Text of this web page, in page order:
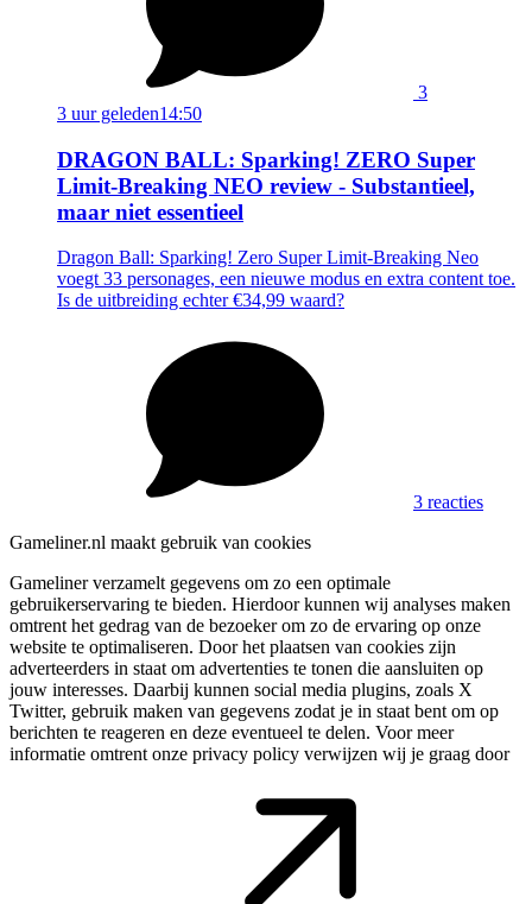
3
3 uur geleden14:50
DRAGON BALL: Sparking! ZERO Super
Limit-Breaking NEO review - Substantieel,
maar niet essentieel
Dragon Ball: Sparking! Zero Super Limit-Breaking Neo
voegt 33 personages, een nieuwe modus en extra content toe.
Is de uitbreiding echter €34,99 waard?
3 reacties
Gameliner.nl maakt gebruik van cookies
Gameliner verzamelt gegevens om zo een optimale
gebruikerservaring te bieden. Hierdoor kunnen wij analyses maken
omtrent het gedrag van de bezoeker om zo de ervaring op onze
website te optimaliseren. Door het plaatsen van cookies zijn
adverteerders in staat om advertenties te tonen die aansluiten op
jouw interesses. Daarbij kunnen social media plugins, zoals X
Twitter, gebruik maken van gegevens zodat je in staat bent om op
berichten te reageren en deze eventueel te delen. Voor meer
informatie omtrent onze privacy policy verwijzen wij je graag door